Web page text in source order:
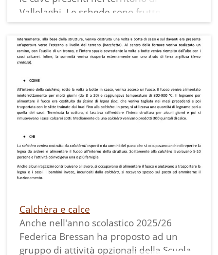
Vallelaghi. Le schede sono frutto della
rielaborazione di contenuti bibliografici,
testimonianze dirette e ricerche sul
campo svolte dagli alunni e dalle alunne
del gruppo opzionale “L’aula di geologia”
dell’a.s. 2025/26: Alberto, Bianca,
Camilla, Desirè, Giulia, Gloria, Yasser,
Marta e Sofia.
Calchèra e calce
Anche nell'anno scolastico 2025/26
Federica Bressan ha proposto ad un
gruppo di attività opzionali della Scuola